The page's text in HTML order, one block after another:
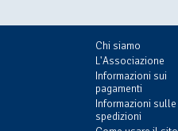
Chi siamo
L'Associazione
Informazioni sui
pagamenti
Informazioni sulle
spedizioni